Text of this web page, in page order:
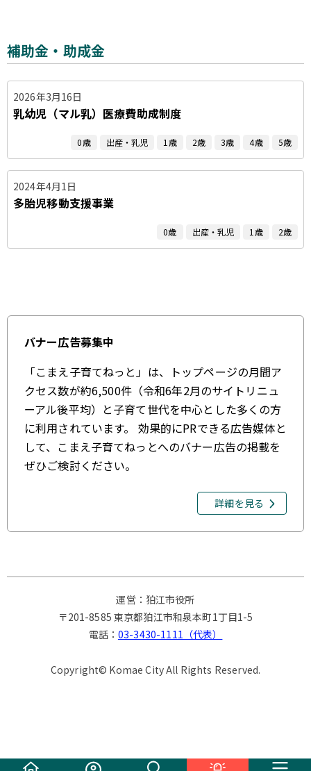
補助金・助成金
2026年3月16日
乳幼児（マル乳）医療費助成制度
0歳 出産・乳児 1歳 2歳 3歳 4歳 5歳
2024年4月1日
多胎児移動支援事業
0歳 出産・乳児 1歳 2歳
バナー広告募集中
「こまえ子育てねっと」は、トップページの月間ア
クセス数が約6,500件（令和6年2月のサイトリニュ
ーアル後平均）と子育て世代を中心とした多くの方
に利用されています。 効果的にPRできる広告媒体と
して、こまえ子育てねっとへのバナー広告の掲載を
ぜひご検討ください。
詳細を見る
運営：狛江市役所
〒201-8585 東京都狛江市和泉本町1丁目1-5
電話：03-3430-1111（代表）
Copyright© Komae City All Rights Reserved.